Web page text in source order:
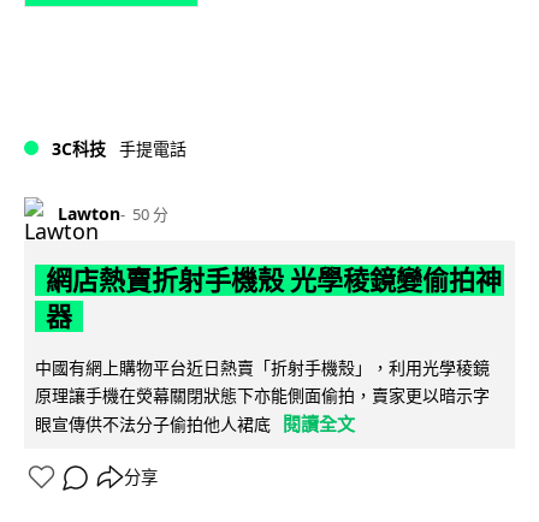
3C科技 手提電話
Lawton 50 分
網店熱賣折射手機殼 光學稜鏡變偷拍神
器
中國有網上購物平台近日熱賣「折射手機殼」，利用光學稜鏡
原理讓手機在熒幕關閉狀態下亦能側面偷拍，賣家更以暗示字
眼宣傳供不法分子偷拍他人裙底 閱讀全文
分享